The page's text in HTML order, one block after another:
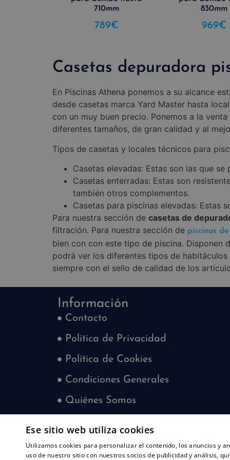
710mm
789€
830mm
969€
Casetas depuradora
En Piscinas Athena ponemos a su alcance
desde casetas marca Yard Master hasta
con un muy buen precio. Ponemos a la
diferentes tamaños, de gran calidad y al
Tipos de casetas y locales técnicos para
Casetas elevadas: Estas son las que
Casetas enterradas: Estas son
también otros complementos.
Casetas para piscinas elevadas: Estas
Para nuestra sección de casetas de
filtración. Para nuestra sección de piscinas
bien con con este tipo de piscina. Disponen
podrá ver los diferentes tipos de
siempre con el sello de calidad de los
Información
Contacto
Política de Privacidad
Política de Cookies
Condiciones Generales
Quiénes Somos
¿Quieres trabajar con nosotros?
Ese sitio web utiliza cookies
Utilizamos cookies para personalizar el contenido, los anuncios y
uso de nuestro sitio con nuestros socios de publicidad y análisis,